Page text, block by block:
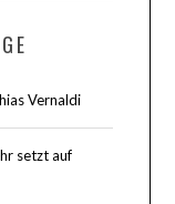
Vernaldi
setzt auf